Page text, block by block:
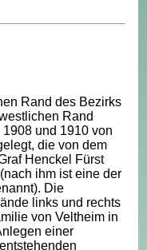
Rand des Bezirks
Rand
und 1910 von
die von dem
Henckel Fürst
ihm ist eine der
Die
links und rechts
von Veltheim in
einer